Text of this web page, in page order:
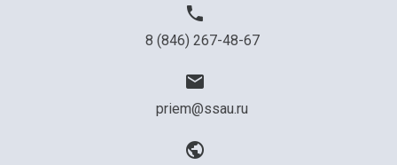
8 (846) 267-48-67
priem@ssau.ru